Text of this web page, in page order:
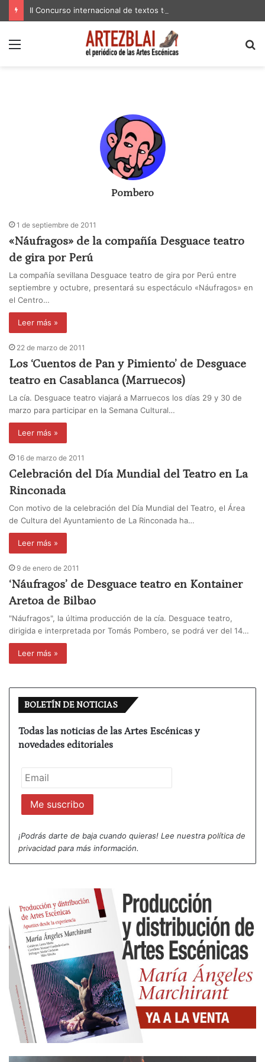
II Concurso internacional de textos teatrales
Menú
Pombero
1 de septiembre de 2011
«Náufragos» de la compañía Desguace teatro
de gira por Perú
La compañía sevillana Desguace teatro de gira por Perú entre
septiembre y octubre, presentará su espectáculo «Náufragos» en
el Centro…
Leer más »
22 de marzo de 2011
Los ‘Cuentos de Pan y Pimiento’ de Desguace
teatro en Casablanca (Marruecos)
La cía. Desguace teatro viajará a Marruecos los días 29 y 30 de
marzo para participar en la Semana Cultural…
Leer más »
16 de marzo de 2011
Celebración del Día Mundial del Teatro en La
Rinconada
Con motivo de la celebración del Día Mundial del Teatro, el Área
de Cultura del Ayuntamiento de La Rinconada ha…
Leer más »
9 de enero de 2011
‘Náufragos’ de Desguace teatro en Kontainer
Aretoa de Bilbao
"Náufragos", la última producción de la cía. Desguace teatro,
dirigida e interpretada por Tomás Pombero, se podrá ver del 14…
Leer más »
BOLETÍN DE NOTICIAS
Todas las noticias de las Artes Escénicas y
novedades editoriales
¡Podrás darte de baja cuando quieras! Lee nuestra política de
privacidad para más información.